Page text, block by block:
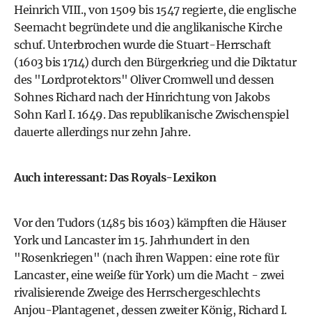
Heinrich VIII., von 1509 bis 1547 regierte, die englische
Seemacht begründete und die anglikanische Kirche
schuf. Unterbrochen wurde die Stuart-Herrschaft
(1603 bis 1714) durch den Bürgerkrieg und die Diktatur
des "Lordprotektors" Oliver Cromwell und dessen
Sohnes Richard nach der Hinrichtung von Jakobs
Sohn Karl I. 1649. Das republikanische Zwischenspiel
dauerte allerdings nur zehn Jahre.
Auch interessant: Das Royals-Lexikon
Vor den Tudors (1485 bis 1603) kämpften die Häuser
York und Lancaster im 15. Jahrhundert in den
"Rosenkriegen" (nach ihren Wappen: eine rote für
Lancaster, eine weiße für York) um die Macht - zwei
rivalisierende Zweige des Herrschergeschlechts
Anjou-Plantagenet, dessen zweiter König, Richard I.